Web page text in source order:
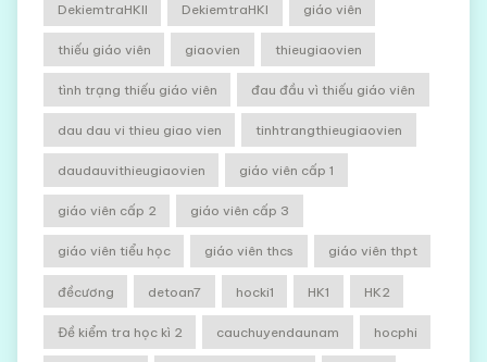
DekiemtraHKII DekiemtraHKI giáo viên
thiếu giáo viên giaovien thieugiaovien
tình trạng thiếu giáo viên đau đầu vì thiếu giáo viên
dau dau vi thieu giao vien tinhtrangthieugiaovien
daudauvithieugiaovien giáo viên cấp 1
giáo viên cấp 2 giáo viên cấp 3
giáo viên tiểu học giáo viên thcs giáo viên thpt
đềcương detoan7 hocki1 HK1 HK2
Đề kiểm tra học kì 2 cauchuyendaunam hocphi